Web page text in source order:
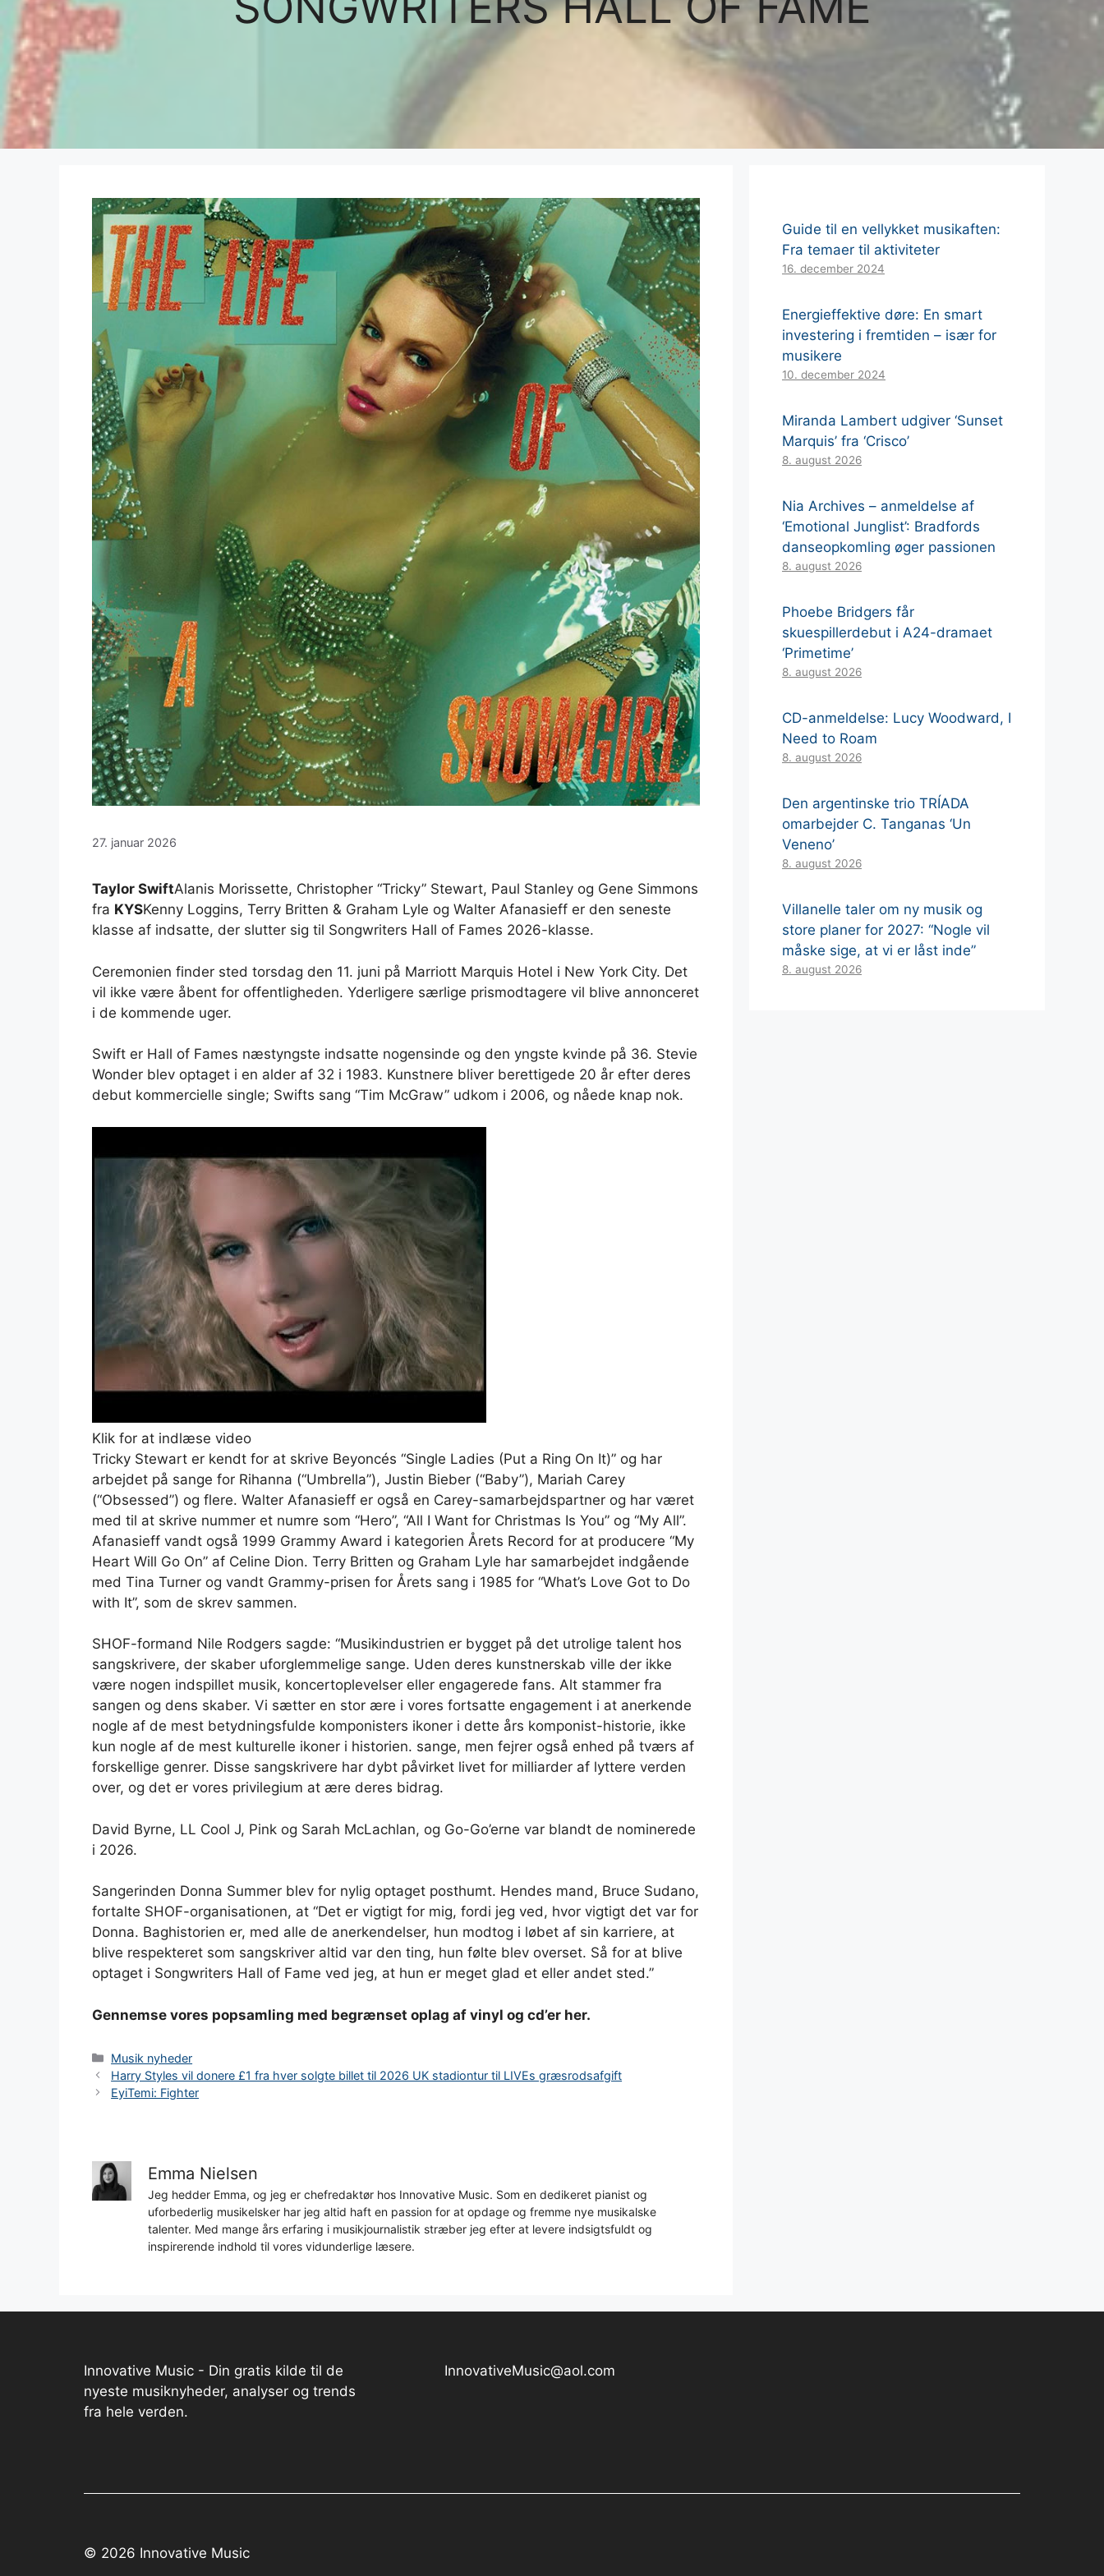
27. januar 2026
Taylor SwiftAlanis Morissette, Christopher “Tricky” Stewart, Paul Stanley og Gene Simmons
fra KYSKenny Loggins, Terry Britten & Graham Lyle og Walter Afanasieff er den seneste
klasse af indsatte, der slutter sig til Songwriters Hall of Fames 2026-klasse.
Ceremonien finder sted torsdag den 11. juni på Marriott Marquis Hotel i New York City. Det
vil ikke være åbent for offentligheden. Yderligere særlige prismodtagere vil blive annonceret
i de kommende uger.
Swift er Hall of Fames næstyngste indsatte nogensinde og den yngste kvinde på 36. Stevie
Wonder blev optaget i en alder af 32 i 1983. Kunstnere bliver berettigede 20 år efter deres
debut kommercielle single; Swifts sang “Tim McGraw” udkom i 2006, og nåede knap nok.
Klik for at indlæse video
Tricky Stewart er kendt for at skrive Beyoncés “Single Ladies (Put a Ring On It)” og har
arbejdet på sange for Rihanna (“Umbrella”), Justin Bieber (“Baby”), Mariah Carey
(“Obsessed”) og flere. Walter Afanasieff er også en Carey-samarbejdspartner og har været
med til at skrive nummer et numre som “Hero”, “All I Want for Christmas Is You” og “My All”.
Afanasieff vandt også 1999 Grammy Award i kategorien Årets Record for at producere “My
Heart Will Go On” af Celine Dion. Terry Britten og Graham Lyle har samarbejdet indgående
med Tina Turner og vandt Grammy-prisen for Årets sang i 1985 for “What’s Love Got to Do
with It”, som de skrev sammen.
SHOF-formand Nile Rodgers sagde: “Musikindustrien er bygget på det utrolige talent hos
sangskrivere, der skaber uforglemmelige sange. Uden deres kunstnerskab ville der ikke
være nogen indspillet musik, koncertoplevelser eller engagerede fans. Alt stammer fra
sangen og dens skaber. Vi sætter en stor ære i vores fortsatte engagement i at anerkende
nogle af de mest betydningsfulde komponisters ikoner i dette års komponist-historie, ikke
kun nogle af de mest kulturelle ikoner i historien. sange, men fejrer også enhed på tværs af
forskellige genrer. Disse sangskrivere har dybt påvirket livet for milliarder af lyttere verden
over, og det er vores privilegium at ære deres bidrag.
David Byrne, LL Cool J, Pink og Sarah McLachlan, og Go-Go’erne var blandt de nominerede
i 2026.
Sangerinden Donna Summer blev for nylig optaget posthumt. Hendes mand, Bruce Sudano,
fortalte SHOF-organisationen, at “Det er vigtigt for mig, fordi jeg ved, hvor vigtigt det var for
Donna. Baghistorien er, med alle de anerkendelser, hun modtog i løbet af sin karriere, at
blive respekteret som sangskriver altid var den ting, hun følte blev overset. Så for at blive
optaget i Songwriters Hall of Fame ved jeg, at hun er meget glad et eller andet sted.”
Gennemse vores popsamling med begrænset oplag af vinyl og cd’er her.
Kategorier
Musik nyheder
Harry Styles vil donere £1 fra hver solgte billet til 2026 UK stadiontur til LIVEs græsrodsafgift
EyiTemi: Fighter
Emma Nielsen
Jeg hedder Emma, og jeg er chefredaktør hos Innovative Music. Som en dedikeret pianist og
uforbederlig musikelsker har jeg altid haft en passion for at opdage og fremme nye musikalske
talenter. Med mange års erfaring i musikjournalistik stræber jeg efter at levere indsigtsfuldt og
inspirerende indhold til vores vidunderlige læsere.
Guide til en vellykket musikaften:
Fra temaer til aktiviteter
16. december 2024
Energieffektive døre: En smart
investering i fremtiden – især for
musikere
10. december 2024
Miranda Lambert udgiver ‘Sunset
Marquis’ fra ‘Crisco’
8. august 2026
Nia Archives – anmeldelse af
‘Emotional Junglist’: Bradfords
danseopkomling øger passionen
8. august 2026
Phoebe Bridgers får
skuespillerdebut i A24-dramaet
‘Primetime’
8. august 2026
CD-anmeldelse: Lucy Woodward, I
Need to Roam
8. august 2026
Den argentinske trio TRÍADA
omarbejder C. Tanganas ‘Un
Veneno’
8. august 2026
Villanelle taler om ny musik og
store planer for 2027: “Nogle vil
måske sige, at vi er låst inde”
8. august 2026
Innovative Music - Din gratis kilde til de
nyeste musiknyheder, analyser og trends
fra hele verden.
InnovativeMusic@aol.com
© 2026 Innovative Music